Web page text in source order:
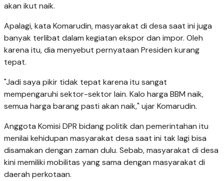
akan ikut naik.
Apalagi, kata Komarudin, masyarakat di desa saat ini juga
banyak terlibat dalam kegiatan ekspor dan impor. Oleh
karena itu, dia menyebut pernyataan Presiden kurang
tepat.
"Jadi saya pikir tidak tepat karena itu sangat
mempengaruhi sektor-sektor lain. Kalo harga BBM naik,
semua harga barang pasti akan naik," ujar Komarudin.
Anggota Komisi DPR bidang politik dan pemerintahan itu
menilai kehidupan masyarakat desa saat ini tak lagi bisa
disamakan dengan zaman dulu. Sebab, masyarakat di desa
kini memiliki mobilitas yang sama dengan masyarakat di
daerah perkotaan.